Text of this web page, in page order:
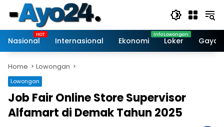
content
Nasional
Internasional Ekonomi Loker Gaya
Home Lowongan
Lowongan
Job Fair Online Store Supervisor
Alfamart di Demak Tahun 2025